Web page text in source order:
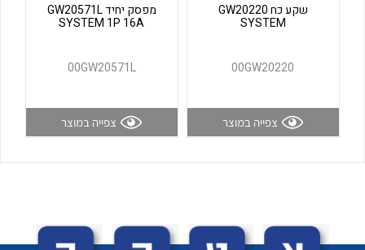
שקע כח GW20220
SYSTEM
00GW20220
צפייה במוצר
מפסק יחיד GW20571L
SYSTEM 1P 16A
00GW20571L
צפייה במוצר